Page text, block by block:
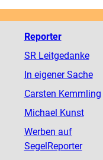
Reporter
SR Leitgedanke
In eigener Sache
Carsten Kemmling
Michael Kunst
Werben auf
SegelReporter